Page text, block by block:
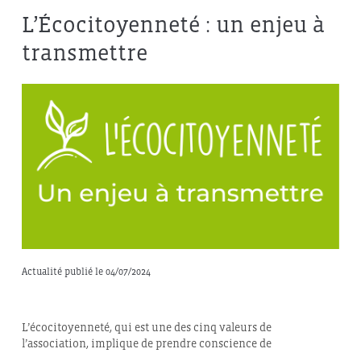
L’Écocitoyenneté : un enjeu à
transmettre
Actualité publié le 04/07/2024
L’écocitoyenneté, qui est une des cinq valeurs de
l’association, implique de prendre conscience de